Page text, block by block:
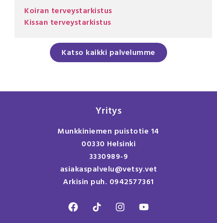
Koiran terveystarkistus
Kissan terveystarkistus
Katso kaikki palvelumme
Yritys
Munkkiniemen puistotie 14
00330 Helsinki
3330989-9
asiakaspalvelu@vetsy.vet
Arkisin puh. 0942577361